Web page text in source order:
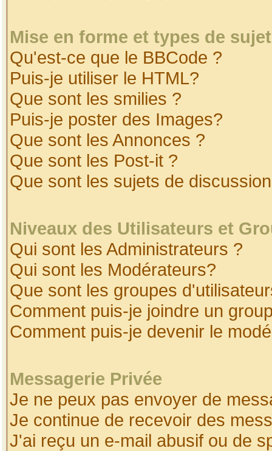
Mise en forme et types de
Qu'est-ce que le BBCode ?
Puis-je utiliser le HTML?
Que sont les smilies ?
Puis-je poster des Images?
Que sont les Annonces ?
Que sont les Post-it ?
Que sont les sujets de
Niveaux des Utilisateurs et
Qui sont les Administrateurs ?
Qui sont les Modérateurs?
Que sont les groupes
Comment puis-je joindre un
Comment puis-je devenir le
Messagerie Privée
Je ne peux pas envoyer de
Je continue de recevoir des
J'ai reçu un e-mail abusif ou de